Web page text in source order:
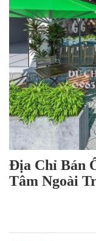
Địa Chỉ Bán
Tâm Ngoài